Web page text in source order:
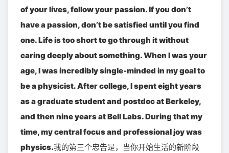
of your lives, follow your passion. If you don’t
have a passion, don’t be satisfied until you find
one. Life is too short to go through it without
caring deeply about something. When I was your
age, I was incredibly single-minded in my goal to
be a physicist. After college, I spent eight years
as a graduate student and postdoc at Berkeley,
and then nine years at Bell Labs. During that my
time, my central focus and professional joy was
physics.我的第三个忠告是，当你开始生活的新阶段